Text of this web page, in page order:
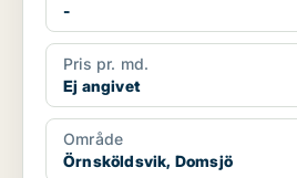
-
Pris pr. md.
Ej angivet
Område
Örnsköldsvik, Domsjö